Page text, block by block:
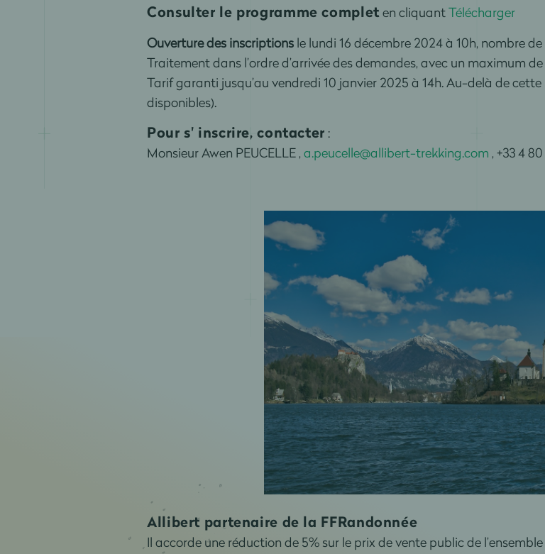
Consulter le programme complet en cliquantTélécharger
Ouverture des inscriptionsle lundi 16 décembre 2024 à 10h, nombre
Traitement dans l’ordre d’arrivée des demandes, avec un maximum
Tarif garanti jusqu’au vendredi 10 janvier 2025 à 14h.Au-delà de cette
disponibles).
Pour s' inscrire, contacter :
Monsieur Awen PEUCELLE,a.peucelle@allibert-trekking.com ,+33 4
Allibert partenaire de la FFRandonnée
Il accorde une réduction de 5% sur le prix de vente public de